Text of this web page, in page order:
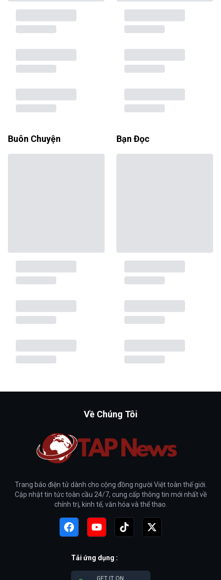
Buôn Chuyện Bạn Đọc
Về Chúng Tôi
Trang báo điện tử dành cho cộng đồng người Việt toàn thế giới.
Cập nhật tin tức toàn cầu 24/7, cung cấp thông tin mới nhất về
chính trị, kinh tế, văn hóa và thể thao.
Tải ứng dụng :
GET IT ON